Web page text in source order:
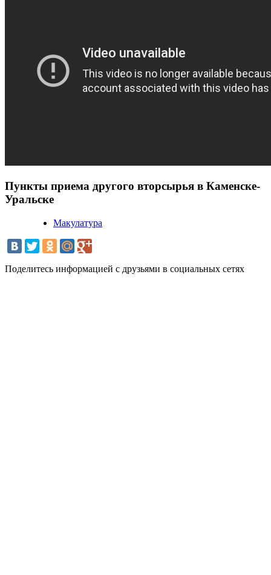
Пункты приема другого вторсырья в Каменске-
Уральске
Макулатура
Поделитесь информацией с друзьями в социальных сетях